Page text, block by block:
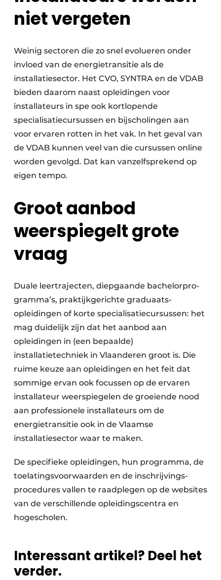
niet vergeten
Weinig sectoren die zo snel evolueren onder
invloed van de energietransitie als de
installatiesector. Het CVO, SYNTRA en de VDAB
bieden daarom naast opleidingen voor
installateurs in spe ook kortlopende
specialisatiecursussen en bijscholingen aan
voor ervaren rotten in het vak. In het geval van
de VDAB kunnen veel van die cursussen online
worden gevolgd. Dat kan vanzelfsprekend op
eigen tempo.
Groot aanbod
weerspiegelt grote
vraag
Duale leertrajecten, diepgaande bachelor­pro­
gramma’s, praktijkgerichte graduaats­
opleidingen of korte specialisatie­­cursussen: het
mag duidelijk zijn dat het aanbod aan
opleidingen in (een bepaalde)
installatietechniek in Vlaanderen groot is. Die
ruime keuze aan opleidingen en het feit dat
sommige ervan ook focussen op de ervaren
installateur weerspiegelen de groeiende nood
aan professionele installateurs om de
energietransitie ook in de Vlaamse
installatiesector waar te maken.
De specifieke opleidingen, hun programma, de
toe­latings­voorwaarden en de inschrijvings­
procedures vallen te raadplegen op de web­sites
van de verschillende opleidingscentra en
hogescholen.
Interessant artikel? Deel het
verder.